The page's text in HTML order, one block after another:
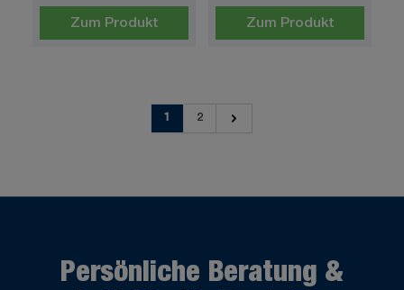
Zum Produkt Zum Produkt
Seite
Sie lesen gerade die Seite
1 Seite
2 Seite
Persönliche Beratung &